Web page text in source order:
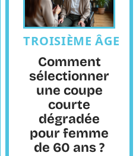
TROISIÈME ÂGE
Comment
sélectionner
une coupe
courte
dégradée
pour femme
de 60 ans ?